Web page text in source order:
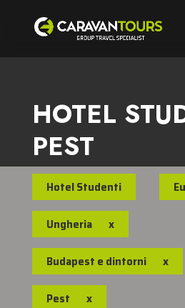
HOTEL
PEST
Hotel Studenti
Ungheria x
Budapest e dintorni x
Pest x